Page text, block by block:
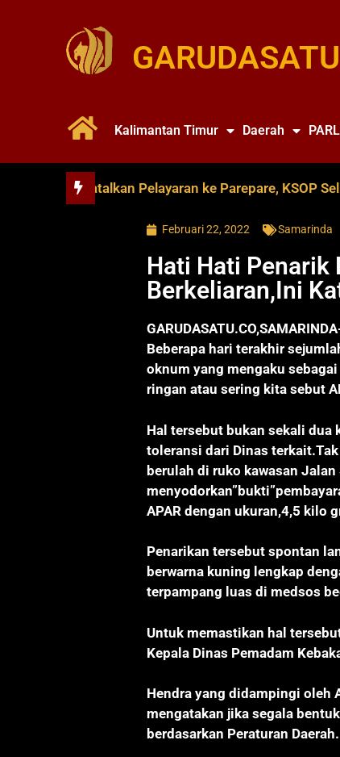
Kalimantan Timur Daerah
Soya Batalkan Pelayaran ke Parepare, KSOP Selidiki
Februari 22, 2022 Samarinda
Hati Hati Penarik
Berkeliaran,Ini
Beberapa hari terakhir
oknum yang mengaku
ringan atau sering kita sebut
Hal tersebut bukan sekali dua
toleransi dari Dinas
berulah di ruko kawasan Jalan
APAR dengan ukuran,4,5 kilo
Penarikan tersebut spontan
berwarna kuning lengkap
terpampang luas di medsos
Untuk memastikan hal
Kepala Dinas Pemadam
Hendra yang didampingi oleh
mengatakan jika segala
berdasarkan Peraturan Daerah.